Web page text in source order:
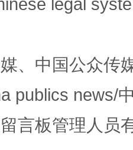
白藏房
legal
、中国公众传
publics news/
言板管理人员